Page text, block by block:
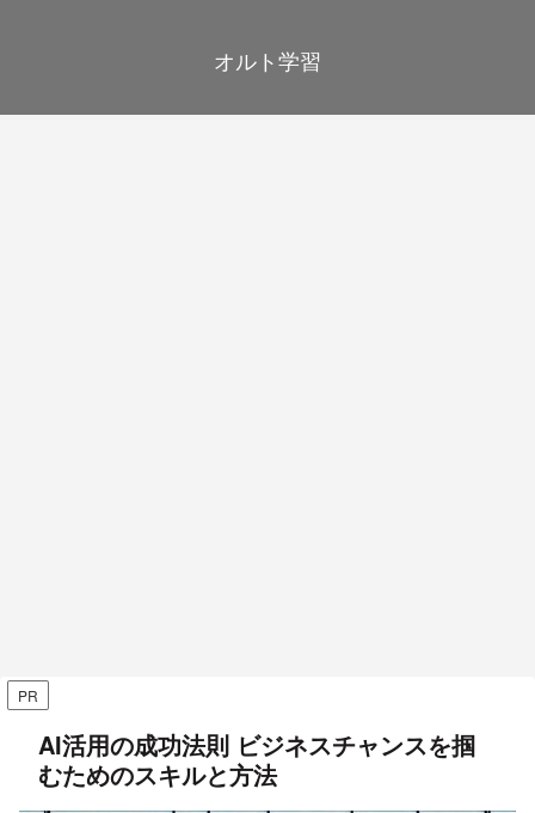
オルト学習
PR
AI活用の成功法則 ビジネスチャンスを掴
むためのスキルと方法